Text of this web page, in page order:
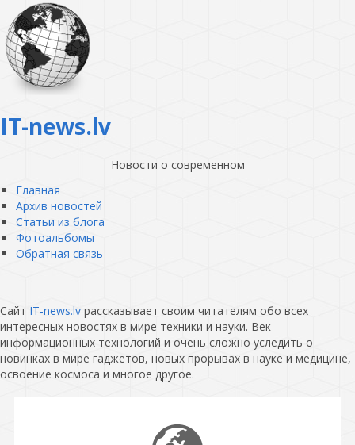
IT-news.lv
Новости о современном
Главная
Архив новостей
Статьи из блога
Фотоальбомы
Обратная связь
Сайт IT-news.lv рассказывает своим читателям обо всех
интересных новостях в мире техники и науки. Век
информационных технологий и очень сложно уследить о
новинках в мире гаджетов, новых прорывах в науке и медицине,
освоение космоса и многое другое.